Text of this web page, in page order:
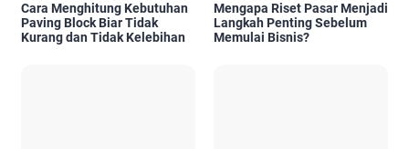
Cara Menghitung Kebutuhan
Paving Block Biar Tidak
Kurang dan Tidak Kelebihan
Mengapa Riset Pasar Menjadi
Langkah Penting Sebelum
Memulai Bisnis?